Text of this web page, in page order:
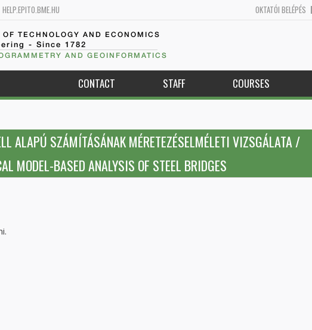
HELP.EPITO.BME.HU OKTATÓI BELÉPÉS
TECHNOLOGY AND ECONOMICS
- Since 1782
AND GEOINFORMATICS
CONTACT STAFF COURSES
ALAPÚ SZÁMÍTÁSÁNAK MÉRETEZÉSELMÉLETI VIZSGÁLATA /
MODEL-BASED ANALYSIS OF STEEL BRIDGES